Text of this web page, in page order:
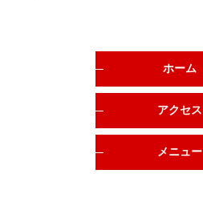
ホーム
アクセス
メニュー